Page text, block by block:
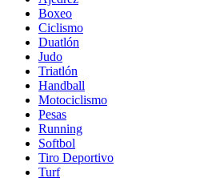
Boxeo
Ciclismo
Duatlón
Judo
Triatlón
Handball
Motociclismo
Pesas
Running
Softbol
Tiro Deportivo
Turf